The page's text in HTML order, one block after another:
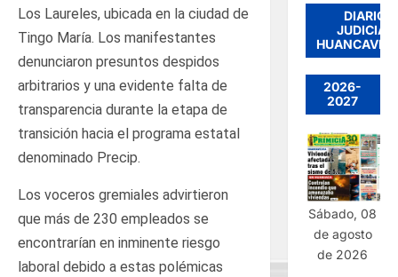
Los Laureles, ubicada en la ciudad de
Tingo María. Los manifestantes
denunciaron presuntos despidos
arbitrarios y una evidente falta de
transparencia durante la etapa de
transición hacia el programa estatal
denominado Precip.
Los voceros gremiales advirtieron
que más de 230 empleados se
encontrarían en inminente riesgo
laboral debido a estas polémicas
DIARIO
JUDICIAL
2026-
2027
Sábado, 08
de agosto
de 2026